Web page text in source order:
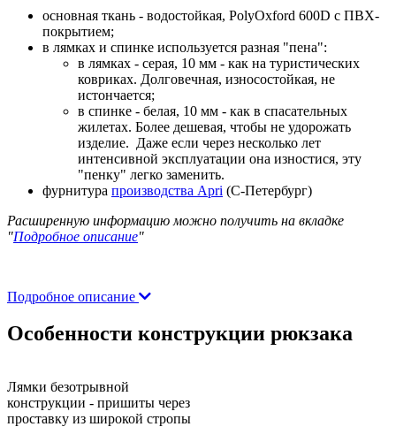
основная ткань - водостойкая, PolyOxford 600D с ПВХ-
покрытием;
в лямках и спинке используется разная "пена":
в лямках - серая, 10 мм - как на туристических
ковриках. Долговечная, износостойкая, не
истончается;
в спинке - белая, 10 мм - как в спасательных
жилетах. Более дешевая, чтобы не удорожать
изделие. Даже если через несколько лет
интенсивной эксплуатации она изностися, эту
"пенку" легко заменить.
фурнитура производства Apri (С-Петербург)
Расширенную информацию можно получить на вкладке
"Подробное описание"
Подробное описание
Особенности конструкции рюкзака
Лямки безотрывной
конструкции - пришиты через
проставку из широкой стропы